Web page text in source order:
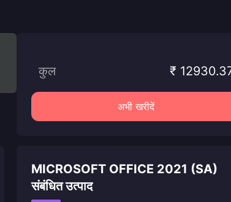
कुल ₹
अभी खरीदें
MICROSOFT OFFICE 2021 (SA)
संबंधित उत्पाद